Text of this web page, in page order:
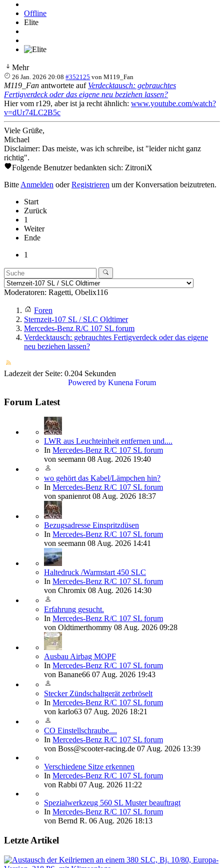
Offline
Elite
Mehr
26 Jan. 2026 20:08 #352125 vonM119_Fan
M119_Fan antwortete auf Verdecktausch: gebrauchtes
Fertigverdeck oder das eigene neu beziehen lassen?
Hier vom r129, aber ist ja recht ähnlich: www.youtube.com/watch?
v=dUr74LC2B5c
Viele Grüße,
Michael
Disclaimer: Das meiste, was ich schreibe, ist "leider nicht ganz
richtig".
Folgende Benutzer bedankten sich: ZitroniX
Bitte Anmelden oderRegistrieren um der Konversation beizutreten.
Start
Zurück
1
Weiter
Ende
1
Moderatoren: Ragetti, Obelix116
Foren
Sternzeit-107 SL / SLC Oldtimer
Mercedes-Benz R/C 107 SL forum
Verdecktausch: gebrauchtes Fertigverdeck oder das eigene
neu beziehen lassen?
Ladezeit der Seite: 0.204 Sekunden
Powered by Kunena Forum
Forum Latest
LWR aus Leuchteinheit entfernen und....
In Mercedes-Benz R/C 107 SL forum
von seemann 08 Aug. 2026 19:40
wo gehört das Kabel/Lämpchen hin?
In Mercedes-Benz R/C 107 SL forum
von spanienrot 08 Aug. 2026 18:37
Bezugsadresse Einspritzdüsen
In Mercedes-Benz R/C 107 SL forum
von seemann 08 Aug. 2026 14:41
Haltedruck /Warmstart 450 SLC
In Mercedes-Benz R/C 107 SL forum
von Chromix 08 Aug. 2026 14:30
Erfahrung gesucht.
In Mercedes-Benz R/C 107 SL forum
von Oldtimerthommy 08 Aug. 2026 09:28
Ausbau Airbag MOPF
In Mercedes-Benz R/C 107 SL forum
von Banane66 07 Aug. 2026 19:43
Stecker Zündschaltgerät zerbröselt
In Mercedes-Benz R/C 107 SL forum
von karlo63 07 Aug. 2026 18:21
CO Einstellschraube....
In Mercedes-Benz R/C 107 SL forum
von Boss@scooter-racing.de 07 Aug. 2026 13:39
Verschiedene Sitze erkennen
In Mercedes-Benz R/C 107 SL forum
von Rabbi 07 Aug. 2026 11:22
Spezialwerkzeug 560 SL Muster beauftragt
In Mercedes-Benz R/C 107 SL forum
von Bernd R. 06 Aug. 2026 18:13
Letzte Artikel